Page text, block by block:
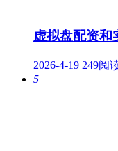
虚拟盘配资和
2026-4-19 249阅
5